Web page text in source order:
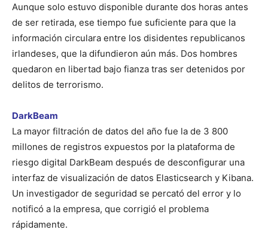
Aunque solo estuvo disponible durante dos horas antes
de ser retirada, ese tiempo fue suficiente para que la
información circulara entre los disidentes republicanos
irlandeses, que la difundieron aún más. Dos hombres
quedaron en libertad bajo fianza tras ser detenidos por
delitos de terrorismo.
DarkBeam
La mayor filtración de datos del año fue la de 3 800
millones de registros expuestos por la plataforma de
riesgo digital DarkBeam después de desconfigurar una
interfaz de visualización de datos Elasticsearch y Kibana.
Un investigador de seguridad se percató del error y lo
notificó a la empresa, que corrigió el problema
rápidamente.